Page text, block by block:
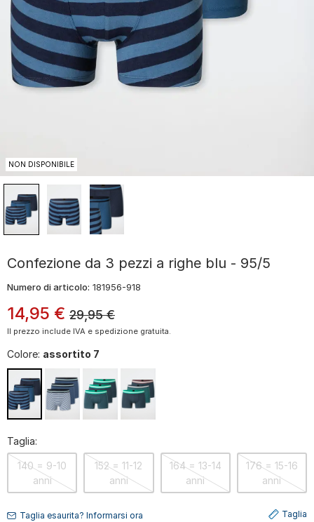
NON DISPONIBILE
Confezione da 3 pezzi a righe blu - 95/5
Numero di articolo: 181956-918
14,95 € 29,95€
Il prezzo include IVA e spedizione gratuita.
Colore: assortito 7
Taglia:
140 = 9-10
anni
152 = 11-12
anni
164 = 13-14
anni
176 = 15-16
anni
Taglia esaurita? Informarsi ora Taglia